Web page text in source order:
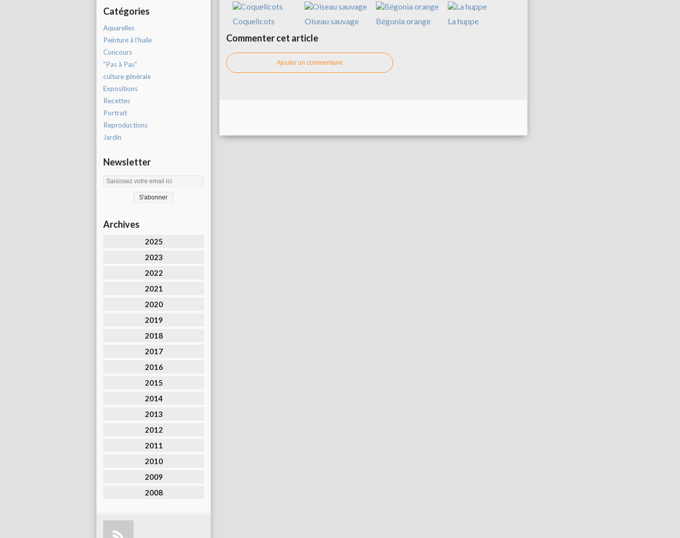
Catégories
Aquarelles
Peinture à l'huile
Concours
"Pas à Pas"
culture générale
Expositions
Recettes
Portrait
Reproductions
Jardin
Newsletter
Archives
2025
2023
2022
2021
2020
2019
2018
2017
2016
2015
2014
2013
2012
2011
2010
2009
2008
Coquelicots Oiseau sauvage Bégonia orange La huppe
Commenter cet article
Ajouter un commentaire